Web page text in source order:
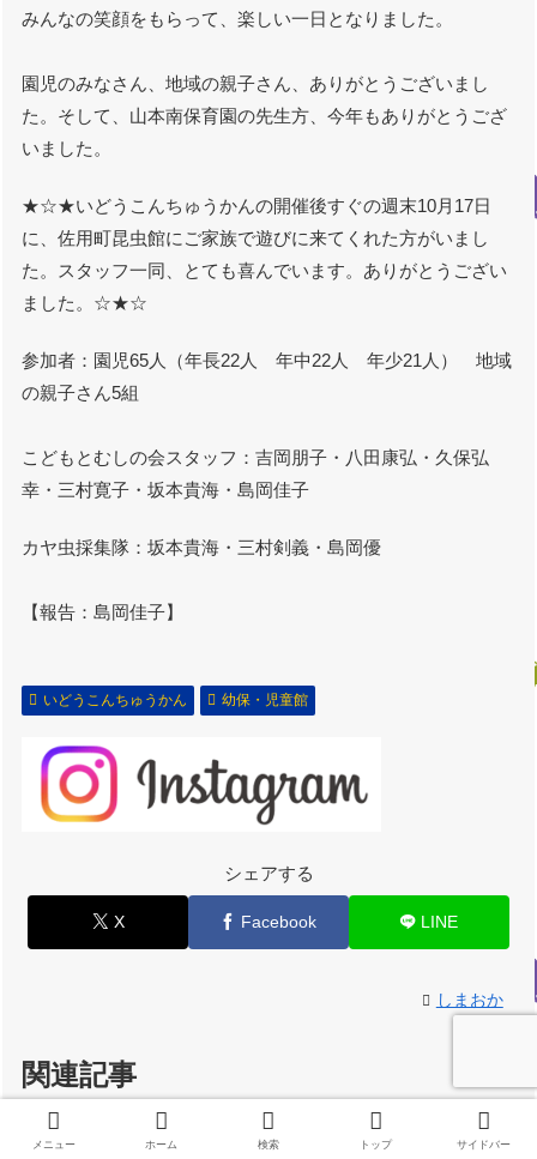
みんなの笑顔をもらって、楽しい一日となりました。
園児のみなさん、地域の親子さん、ありがとうございまし
た。そして、山本南保育園の先生方、今年もありがとうござ
いました。
★☆★いどうこんちゅうかんの開催後すぐの週末10月17日
に、佐用町昆虫館にご家族で遊びに来てくれた方がいまし
た。スタッフ一同、とても喜んでいます。ありがとうござい
ました。☆★☆
参加者：園児65人（年長22人 年中22人 年少21人） 地域
の親子さん5組
こどもとむしの会スタッフ：吉岡朋子・八田康弘・久保弘
幸・三村寛子・坂本貴海・島岡佳子
カヤ虫採集隊：坂本貴海・三村剣義・島岡優
【報告：島岡佳子】
いどうこんちゅうかん 幼保・児童館
シェアする
X Facebook LINE
しまおか
関連記事
いどうこんちゅうかん 8月4日（水）「むしのおえか
メニュー ホーム 検索 トップ サイドバー